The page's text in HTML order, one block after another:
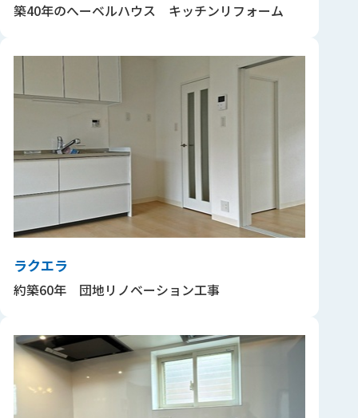
築40年のへーベルハウス キッチンリフォーム
ラクエラ
約築60年 団地リノベーション工事